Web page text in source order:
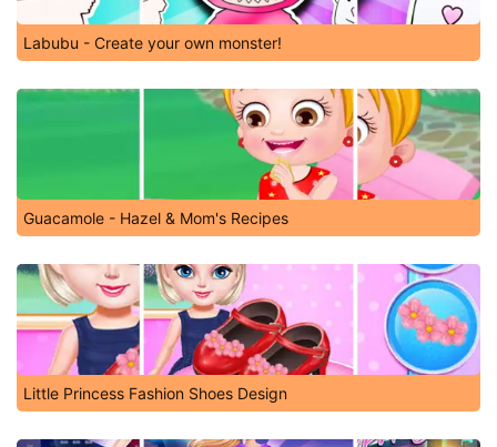
Labubu - Create your own monster!
Guacamole - Hazel & Mom's Recipes
Little Princess Fashion Shoes Design